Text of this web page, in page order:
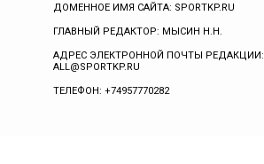
ДОМЕННОЕ ИМЯ САЙТА: SPORTKP.RU
ГЛАВНЫЙ РЕДАКТОР: МЫСИН Н.Н.
АДРЕС ЭЛЕКТРОННОЙ ПОЧТЫ РЕДАКЦИИ:
ALL@SPORTKP.RU
ТЕЛЕФОН: +74957770282